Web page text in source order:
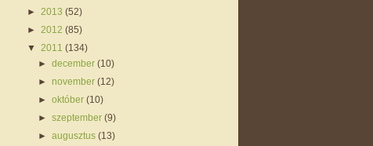
► 2013 (52)
► 2012 (85)
▼ 2011 (134)
►december(10)
►november(12)
►október(10)
►szeptember(9)
►augusztus(13)